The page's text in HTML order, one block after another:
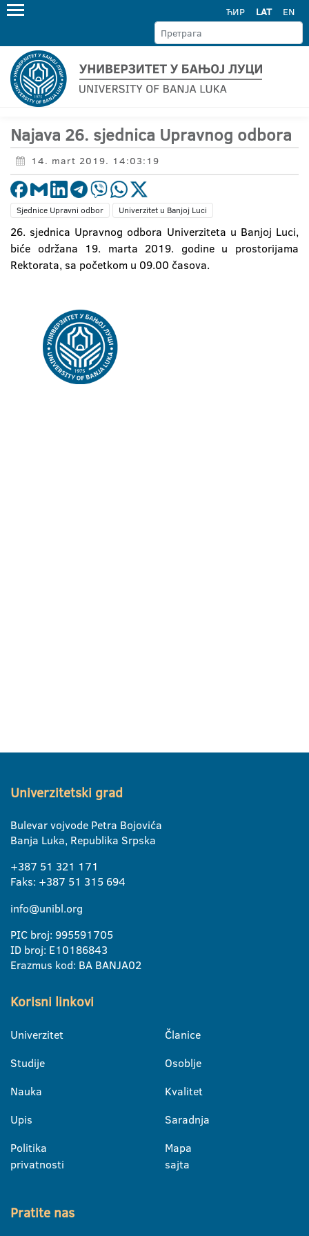
ЋИР LAT EN
Najava 26. sjednica Upravnog odbora
14. mart 2019. 14:03:19
Sjednice Upravni odbor Univerzitet u Banjoj Luci
26. sjednica Upravnog odbora Univerziteta u Banjoj Luci,
biće održana 19. marta 2019. godine u prostorijama
Rektorata, sa početkom u 09.00 časova.
Univerzitetski grad
Bulevar vojvode Petra Bojovića
Banja Luka, Republika Srpska
+387 51 321 171
Faks: +387 51 315 694
info@unibl.org
PIC broj: 995591705
ID broj: E10186843
Erazmus kod: BA BANJA02
Korisni linkovi
Univerzitet
Studije
Nauka
Upis
Politika
privatnosti
Članice
Osoblje
Kvalitet
Saradnja
Mapa
sajta
Pratite nas